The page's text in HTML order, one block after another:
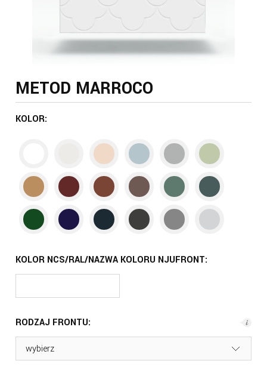
METOD MARROCO
RODZAJ FRONTU:
KOLOR:
KOLOR NCS/RAL/NAZWA KOLORU NJUFRONT: